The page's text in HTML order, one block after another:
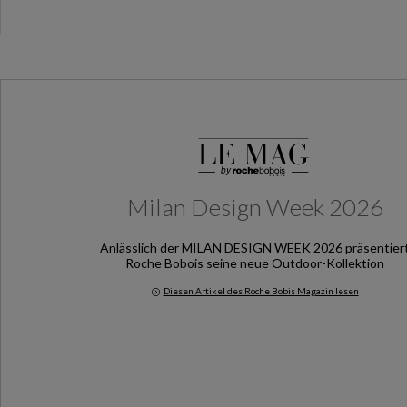
Milan Design Week 2026
Anlässlich der MILAN DESIGN WEEK 2026
Roche Bobois seine neue Outdoor-Kollektion
Diesen Artikel des Roche Bobis Magazin lesen
Milan Design Week 2026